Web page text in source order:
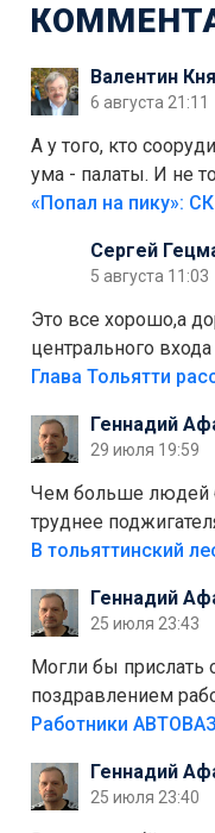
Валентин
6 августа 21:11
А у того, кто
ума - палаты. И не
срезать
Сергей
5 августа 11:03
Это все хорошо,а
центрального
кафе"Мираж" к
плитки не
лежала в парке и
еще,видимо,часть
Геннадий
29 июля 19:59
Чем больше людей
труднее
пожар.Тех кто
полно стоит,почему
равно едут в лес?
Геннадий
25 июля 23:43
Могли бы прислать
поздравлением
больше сорока лет
Работники
Геннадий
25 июля 23:40